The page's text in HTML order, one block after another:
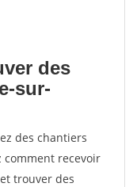
des
sur-
des chantiers
comment recevoir
trouver des